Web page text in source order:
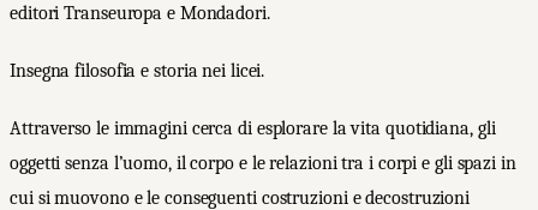
editori Transeuropa e Mondadori.
Insegna filosofia e storia nei licei.
Attraverso le immagini cerca di esplorare la vita quotidiana, gli
oggetti senza l’uomo, il corpo e le relazioni tra i corpi e gli spazi in
cui si muovono e le conseguenti costruzioni e decostruzioni